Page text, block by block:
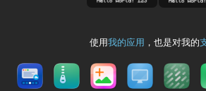
使用我的应用 ，也是对我的